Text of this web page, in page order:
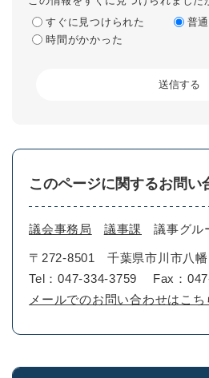
すぐに見つけられた
普通
時間がかかった
このページに関するお問い
議会事務局 議事課 議事グル
〒272-8501
千葉県市川市八
Tel：047-334-3759
Fax：
メールでのお問い合わせはこち